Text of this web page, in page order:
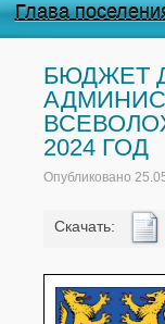
Глава
БЮДЖЕТ
2024 ГОД
Опубликовано
Cкачать: